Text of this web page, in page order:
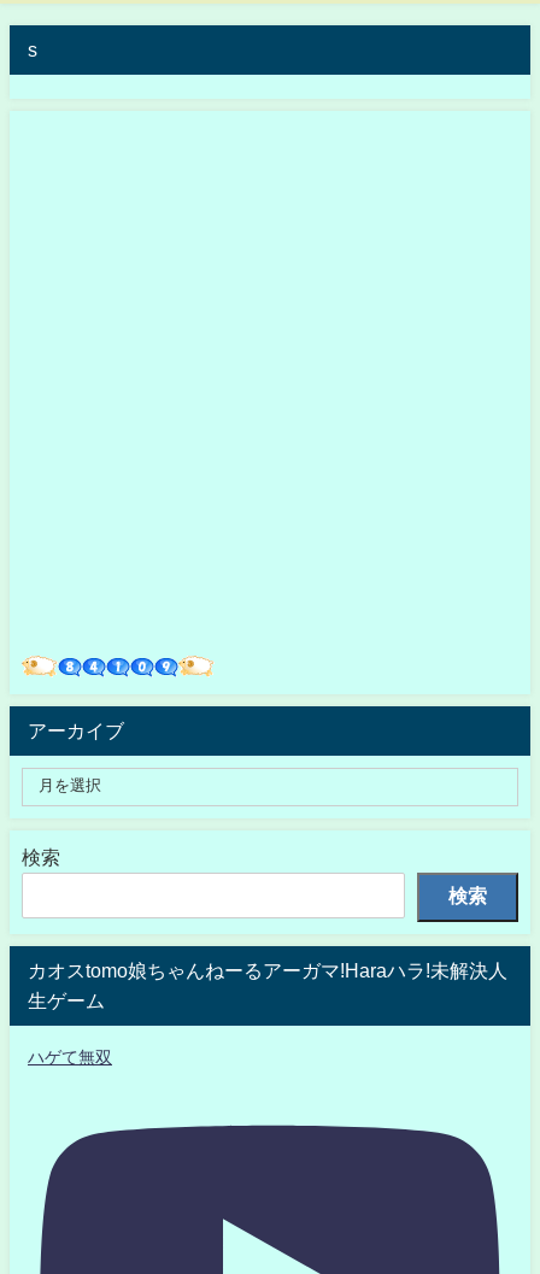
s
アーカイブ
検索
検索
カオスtomo娘ちゃんねーるアーガマ!Haraハラ!未解決人
生ゲーム
ハゲて無双